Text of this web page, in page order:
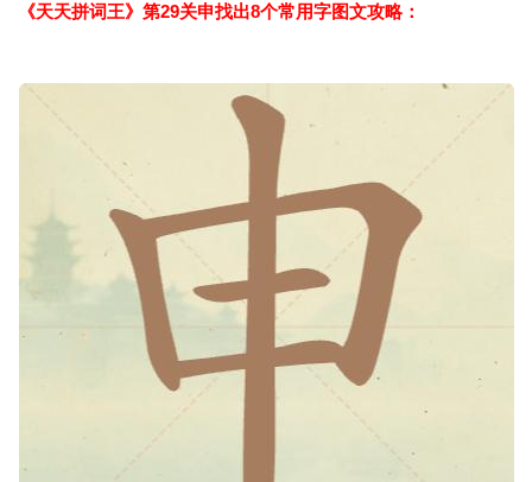
《天天拼词王》第29关申找出8个常用字图文攻略：